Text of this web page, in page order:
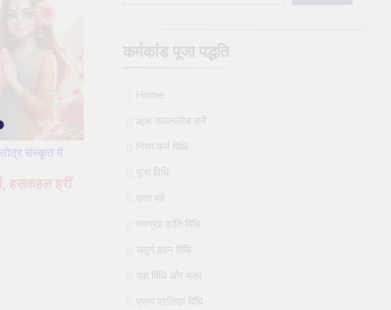
संस्कृत में
हसकहल ह्रीं
कर्मकांड पूजा पद्धति
Home
apk डाउनलोड करें
नित्य कर्म विधि
पूजा विधि
व्रत पर्व
नवग्रह शांति विधि
संपूर्ण हवन विधि
यज्ञ विधि और मंत्र
प्राण प्रतिष्ठा विधि